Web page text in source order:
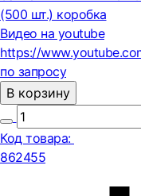
(500 шт.) коробка
Видео на youtube
https://
по запросу
В корзину
Код товара:
862455